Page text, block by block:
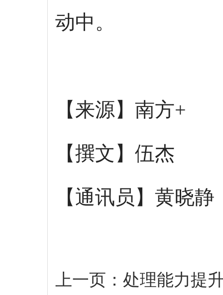
动中。
【来源】南方+
【撰文】伍杰
【通讯员】黄晓静
上一页： 处理能力提